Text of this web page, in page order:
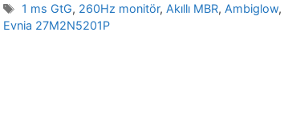
Etiketler
1 ms GtG, 260Hz monitör, Akıllı MBR, Ambiglow
Evnia 27M2N5201P